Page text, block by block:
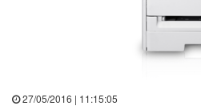
27/05/2016 | 11:15:05